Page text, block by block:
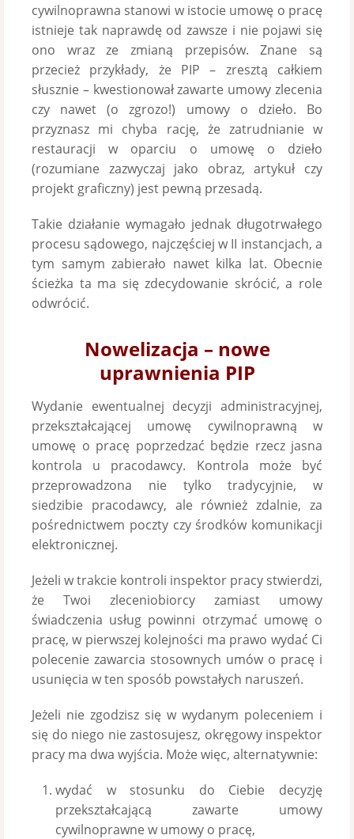
cywilnoprawna stanowi w istocie umowę o pracę
istnieje tak naprawdę od zawsze i nie pojawi się
ono wraz ze zmianą przepisów. Znane są
przecież przykłady, że PIP – zresztą całkiem
słusznie – kwestionował zawarte umowy zlecenia
czy nawet (o zgrozo!) umowy o dzieło. Bo
przyznasz mi chyba rację, że zatrudnianie w
restauracji w oparciu o umowę o dzieło
(rozumiane zazwyczaj jako obraz, artykuł czy
projekt graficzny) jest pewną przesadą.
Takie działanie wymagało jednak długotrwałego
procesu sądowego, najczęściej w II instancjach, a
tym samym zabierało nawet kilka lat. Obecnie
ścieżka ta ma się zdecydowanie skrócić, a role
odwrócić.
Nowelizacja – nowe
uprawnienia PIP
Wydanie ewentualnej decyzji administracyjnej,
przekształcającej umowę cywilnoprawną w
umowę o pracę poprzedzać będzie rzecz jasna
kontrola u pracodawcy. Kontrola może być
przeprowadzona nie tylko tradycyjnie, w
siedzibie pracodawcy, ale również zdalnie, za
pośrednictwem poczty czy środków komunikacji
elektronicznej.
Jeżeli w trakcie kontroli inspektor pracy stwierdzi,
że Twoi zleceniobiorcy zamiast umowy
świadczenia usług powinni otrzymać umowę o
pracę, w pierwszej kolejności ma prawo wydać Ci
polecenie zawarcia stosownych umów o pracę i
usunięcia w ten sposób powstałych naruszeń.
Jeżeli nie zgodzisz się w wydanym poleceniem i
się do niego nie zastosujesz, okręgowy inspektor
pracy ma dwa wyjścia. Może więc, alternatywnie:
wydać w stosunku do Ciebie decyzję
przekształcającą zawarte umowy
cywilnoprawne w umowy o pracę,